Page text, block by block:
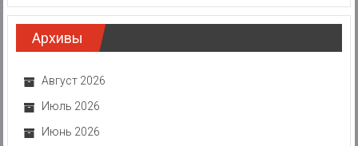
Архивы
Август 2026
Июль 2026
Июнь 2026